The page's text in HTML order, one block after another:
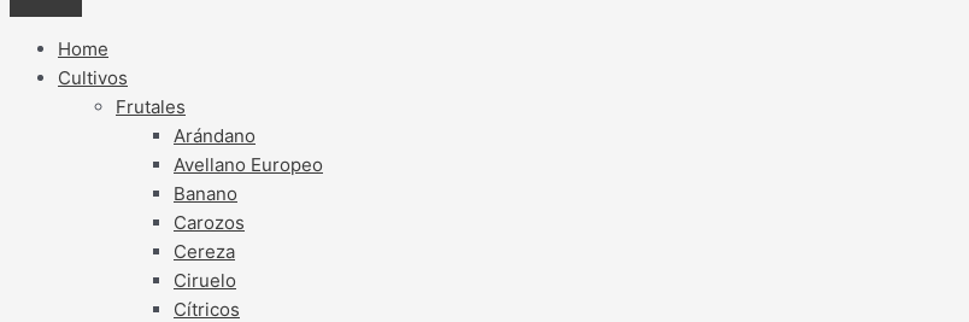
Home
Cultivos
Frutales
Arándano
Avellano Europeo
Banano
Carozos
Cereza
Ciruelo
Cítricos